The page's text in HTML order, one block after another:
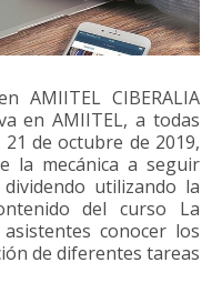
AMIITEL CIBERALIA
en AMIITEL, a todas
de octubre de 2019,
la mecánica a seguir
utilizando la
del curso La
conocer los
de diferentes tareas